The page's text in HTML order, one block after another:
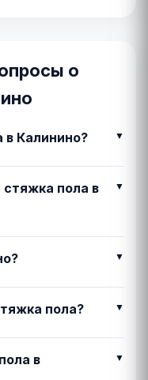
о
в Калинино?
пола в
пола?
в